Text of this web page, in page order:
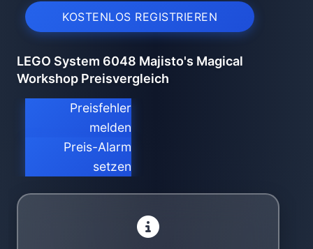
KOSTENLOS REGISTRIEREN
LEGO System 6048 Majisto's Magical
Workshop Preisvergleich
Preisfehler
melden
Preis-Alarm
setzen